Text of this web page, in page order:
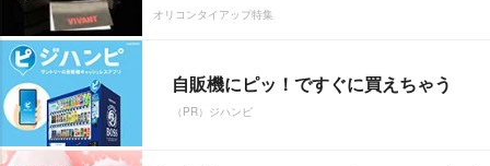
オリコンタイアップ特集
自販機にピッ！ですぐに買えちゃう
（PR）ジハンピ